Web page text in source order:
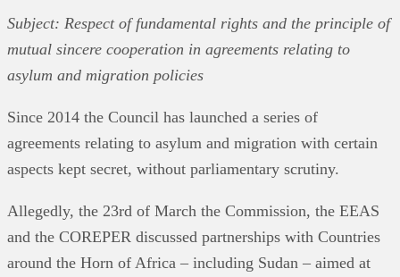
Subject: Respect of fundamental rights and the principle of
mutual sincere cooperation in agreements relating to
asylum and migration policies
Since 2014 the Council has launched a series of
agreements relating to asylum and migration with certain
aspects kept secret, without parliamentary scrutiny.
Allegedly, the 23rd of March the Commission, the EEAS
and the COREPER discussed partnerships with Countries
around the Horn of Africa – including Sudan – aimed at